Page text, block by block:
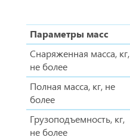
Параметры масс
Снаряженная масса, кг,
не более
Полная масса, кг, не
более
Грузоподъемность, кг,
не более